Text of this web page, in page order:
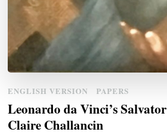
ENGLISH VERSION PAPERS
Leonardo da Vinci’s
Claire Challancin